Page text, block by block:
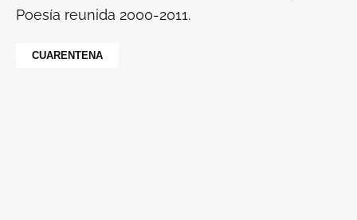
Poesía reunida 2000-2011.
CUARENTENA